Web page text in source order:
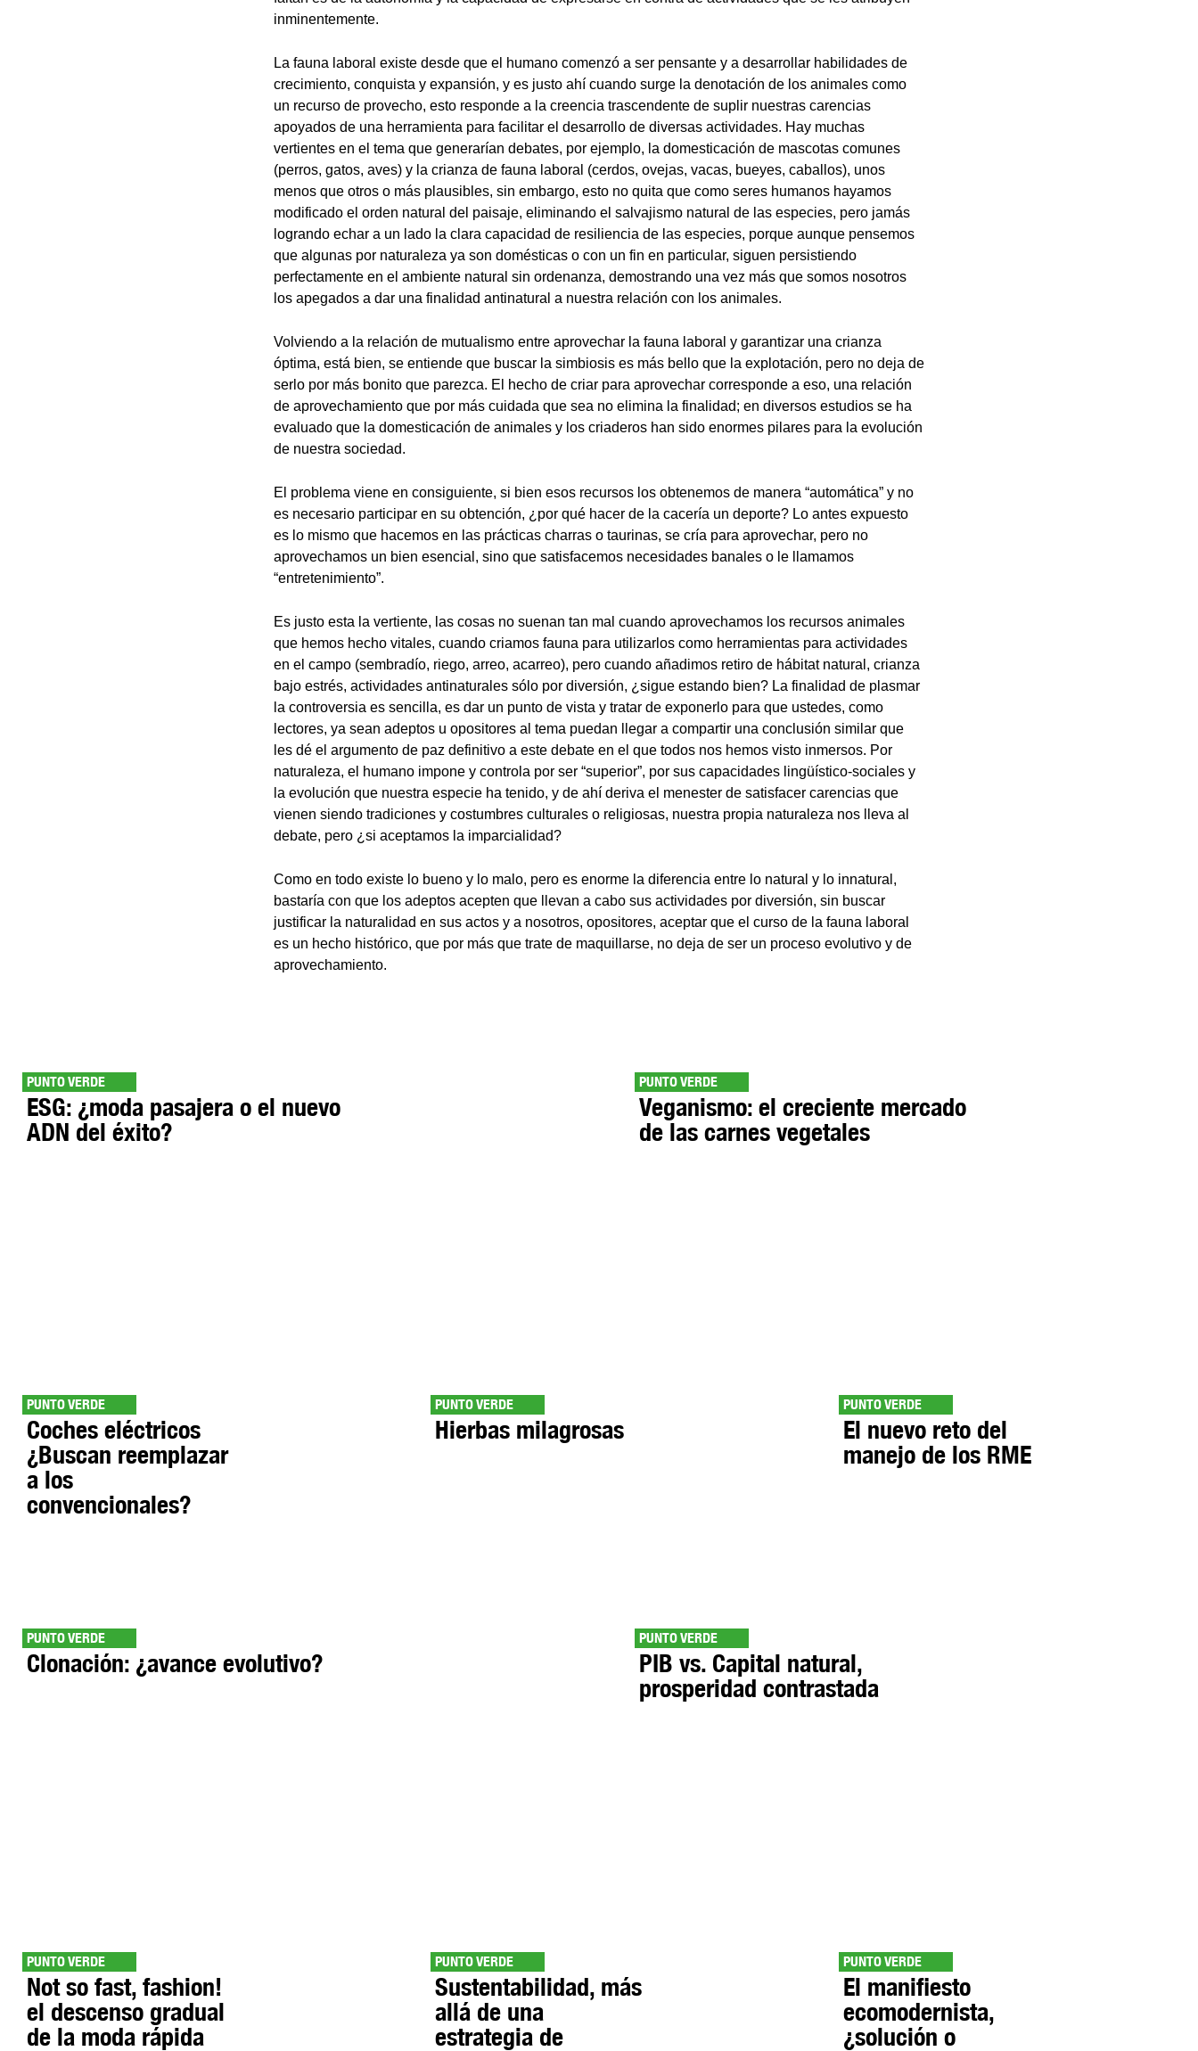
inminentemente.
La fauna laboral existe desde que el humano comenzó a ser pensante y a desarrollar habilidades de
crecimiento, conquista y expansión, y es justo ahí cuando surge la denotación de los animales como
un recurso de provecho, esto responde a la creencia trascendente de suplir nuestras carencias
apoyados de una herramienta para facilitar el desarrollo de diversas actividades. Hay muchas
vertientes en el tema que generarían debates, por ejemplo, la domesticación de mascotas comunes
(perros, gatos, aves) y la crianza de fauna laboral (cerdos, ovejas, vacas, bueyes, caballos), unos
menos que otros o más plausibles, sin embargo, esto no quita que como seres humanos hayamos
modificado el orden natural del paisaje, eliminando el salvajismo natural de las especies, pero jamás
logrando echar a un lado la clara capacidad de resiliencia de las especies, porque aunque pensemos
que algunas por naturaleza ya son domésticas o con un fin en particular, siguen persistiendo
perfectamente en el ambiente natural sin ordenanza, demostrando una vez más que somos nosotros
los apegados a dar una finalidad antinatural a nuestra relación con los animales.
Volviendo a la relación de mutualismo entre aprovechar la fauna laboral y garantizar una crianza
óptima, está bien, se entiende que buscar la simbiosis es más bello que la explotación, pero no deja de
serlo por más bonito que parezca. El hecho de criar para aprovechar corresponde a eso, una relación
de aprovechamiento que por más cuidada que sea no elimina la finalidad; en diversos estudios se ha
evaluado que la domesticación de animales y los criaderos han sido enormes pilares para la evolución
de nuestra sociedad.
El problema viene en consiguiente, si bien esos recursos los obtenemos de manera “automática” y no
es necesario participar en su obtención, ¿por qué hacer de la cacería un deporte? Lo antes expuesto
es lo mismo que hacemos en las prácticas charras o taurinas, se cría para aprovechar, pero no
aprovechamos un bien esencial, sino que satisfacemos necesidades banales o le llamamos
“entretenimiento”.
Es justo esta la vertiente, las cosas no suenan tan mal cuando aprovechamos los recursos animales
que hemos hecho vitales, cuando criamos fauna para utilizarlos como herramientas para actividades
en el campo (sembradío, riego, arreo, acarreo), pero cuando añadimos retiro de hábitat natural, crianza
bajo estrés, actividades antinaturales sólo por diversión, ¿sigue estando bien? La finalidad de plasmar
la controversia es sencilla, es dar un punto de vista y tratar de exponerlo para que ustedes, como
lectores, ya sean adeptos u opositores al tema puedan llegar a compartir una conclusión similar que
les dé el argumento de paz definitivo a este debate en el que todos nos hemos visto inmersos. Por
naturaleza, el humano impone y controla por ser “superior”, por sus capacidades lingüístico-sociales y
la evolución que nuestra especie ha tenido, y de ahí deriva el menester de satisfacer carencias que
vienen siendo tradiciones y costumbres culturales o religiosas, nuestra propia naturaleza nos lleva al
debate, pero ¿si aceptamos la imparcialidad?
Como en todo existe lo bueno y lo malo, pero es enorme la diferencia entre lo natural y lo innatural,
bastaría con que los adeptos acepten que llevan a cabo sus actividades por diversión, sin buscar
justificar la naturalidad en sus actos y a nosotros, opositores, aceptar que el curso de la fauna laboral
es un hecho histórico, que por más que trate de maquillarse, no deja de ser un proceso evolutivo y de
aprovechamiento.
PUNTO VERDE
ESG: ¿moda pasajera o el nuevo
ADN del éxito?
PUNTO VERDE
Veganismo: el creciente mercado
de las carnes vegetales
PUNTO VERDE
Coches eléctricos
¿Buscan reemplazar
a los
convencionales?
PUNTO VERDE
Hierbas milagrosas
PUNTO VERDE
El nuevo reto del
manejo de los RME
PUNTO VERDE
Clonación: ¿avance evolutivo?
PUNTO VERDE
PIB vs. Capital natural,
prosperidad contrastada
PUNTO VERDE
Not so fast, fashion!
el descenso gradual
de la moda rápida
PUNTO VERDE
Sustentabilidad, más
allá de una
estrategia de
PUNTO VERDE
El manifiesto
ecomodernista,
¿solución o